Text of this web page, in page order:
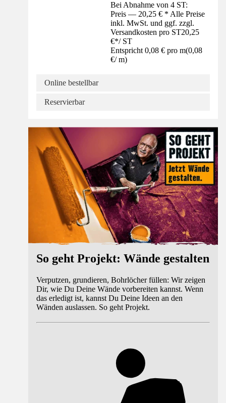
Bei Abnahme von 4 ST:
Preis — 20,25 € * Alle Preise
inkl. MwSt. und ggf. zzgl.
Versandkosten pro ST20,25
€*/ ST
Entspricht 0,08 € pro m(0,08
€/ m)
Online bestellbar
Reservierbar
So geht Projekt: Wände gestalten
Verputzen, grundieren, Bohrlöcher füllen: Wir zeigen
Dir, wie Du Deine Wände vorbereiten kannst. Wenn
das erledigt ist, kannst Du Deine Ideen an den
Wänden auslassen. So geht Projekt.